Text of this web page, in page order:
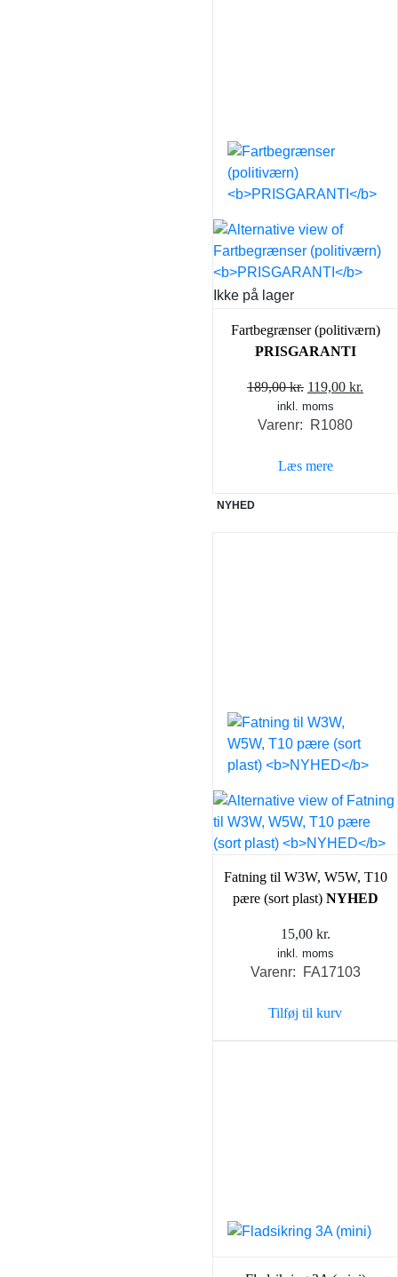
Ikke på lager
Fartbegrænser (politiværn)
PRISGARANTI
189,00kr. Den
oprindelige
pris
189,00 kr..
119,00 kr.
inkl. moms
Varenr: R1080
Læs mere
NYHED
Fatning til W3W, W5W, T10
pære (sort plast) NYHED
15,00 kr.
inkl. moms
Varenr: FA17103
Tilføj til kurv